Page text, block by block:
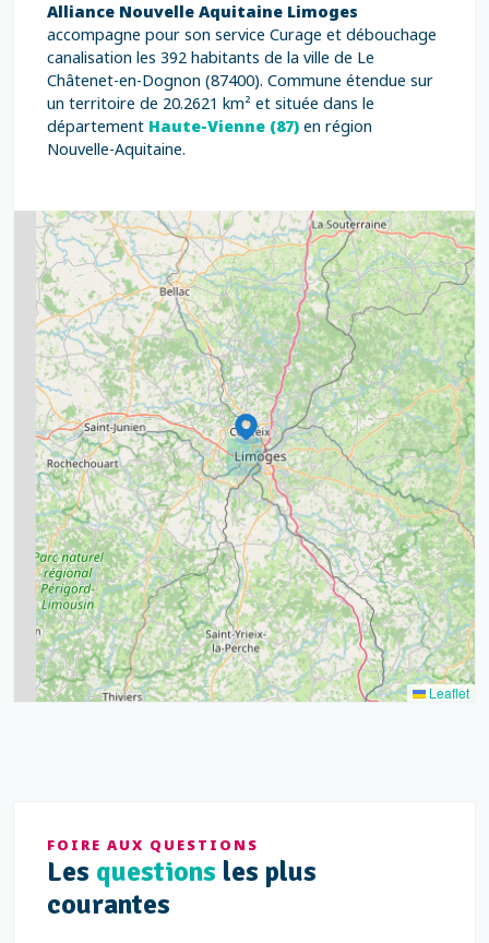
Alliance Nouvelle Aquitaine Limoges
accompagne pour son service Curage et débouchage
canalisation les 392 habitants de la ville de Le
Châtenet-en-Dognon (87400). Commune étendue sur
un territoire de 20.2621 km² et située dans le
département Haute-Vienne (87) en région
Nouvelle-Aquitaine.
2
9
2
3
11
5
8
7
7
6
20
2
9
8
5
11
15
7
Leaflet
FOIRE AUX QUESTIONS
Les questions les plus
courantes